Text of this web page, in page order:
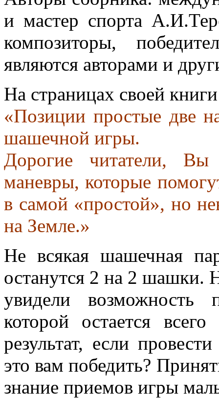
и мастер спорта
композиторы,
являются авторами и
На страницах своей
«Позиции простые две
шашечной игры.
Дорогие читатели,
маневры, которые
в самой «простой», но
на Земле.»
Не всякая шашечная
останутся 2 на 2 шашки.
увидели возможность
которой остается
результат, если
это вам победить?
знание приемов игры